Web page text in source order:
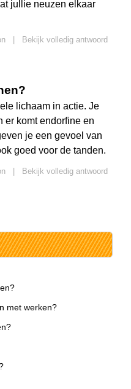
jullie neuzen elkaar
Bekijk volledig antwoord
lichaam in actie. Je
er komt endorfine en
je een gevoel van
goed voor de tanden.
Bekijk volledig antwoord
met werken?